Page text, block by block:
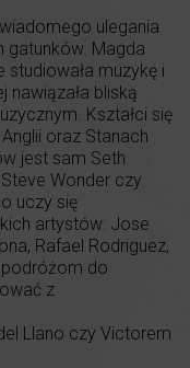
ulegania
gatunków. Magda
studiowała muzykę i
nawiązała bliską
Kształci się
oraz Stanach
jest sam Seth
Wonder czy
uczy się
artystów: Jose
Rafael Rodriguez,
podróżom do
z
Llano czy Victorem